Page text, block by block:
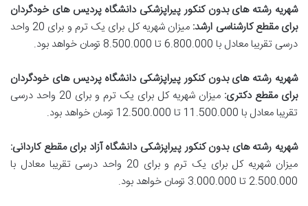
شهریه رشته های بدون کنکور پیراپزشکی دانشگاه پردیس های خودگردان
برای مقطع کارشناسی ارشد:
میزان شهریه کل برای یک ترم و برای 20 واحد
درسی تقریبا معادل با 6.800.000 تا 8.500.000 تومان خواهد بود.
شهریه رشته های بدون کنکور پیراپزشکی دانشگاه پردیس های خودگردان
برای مقطع دکتری:
میزان شهریه کل برای یک ترم و برای 20 واحد درسی
تقریبا معادل با 11.500.000 تا 12.500.000 تومان خواهد بود.
شهریه رشته های بدون کنکور پیراپزشکی دانشگاه آزاد برای مقطع کاردانی:
میزان شهریه کل برای یک ترم و برای 20 واحد درسی تقریبا معادل با
2.500.000 تا 3.000.000 تومان خواهد بود.